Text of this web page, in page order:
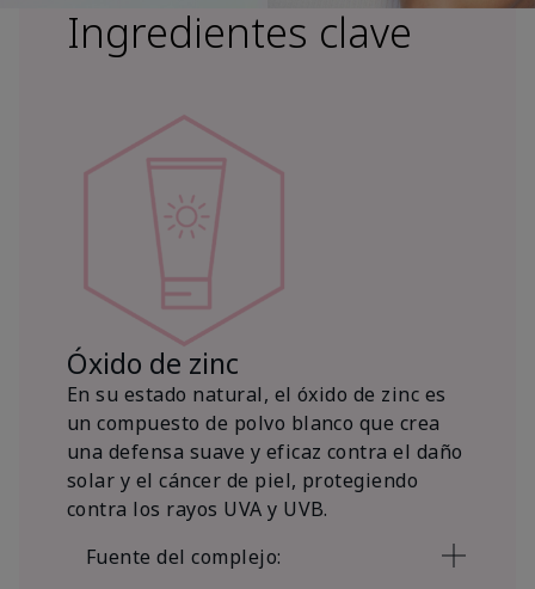
Ingredientes clave
Óxido de zinc
En su estado natural, el óxido de zinc es
un compuesto de polvo blanco que crea
una defensa suave y eficaz contra el daño
solar y el cáncer de piel, protegiendo
contra los rayos UVA y UVB.
Fuente del complejo: